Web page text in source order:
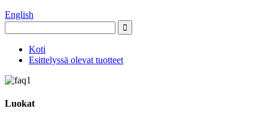
English
Koti
Esittelyssä olevat tuotteet
Luokat